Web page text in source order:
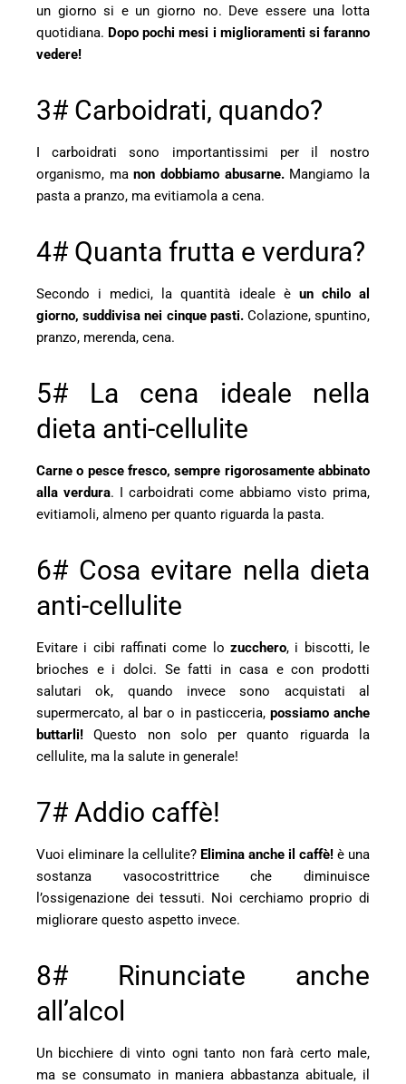
un giorno si e un giorno no. Deve essere una lotta
quotidiana. Dopo pochi mesi i miglioramenti si faranno
vedere!
3# Carboidrati, quando?
I carboidrati sono importantissimi per il nostro
organismo, manon dobbiamo abusarne.Mangiamo la
pasta a pranzo, ma evitiamola a cena.
4# Quanta frutta e verdura?
Secondo i medici, la quantità ideale è un chilo al
giorno, suddivisa nei cinque pasti. Colazione, spuntino,
pranzo, merenda, cena.
5# La cena ideale nella
dieta anti-cellulite
Carne o pesce fresco, sempre rigorosamente abbinato
alla verdura. I carboidrati come abbiamo visto prima,
evitiamoli, almeno per quanto riguarda la pasta.
6# Cosa evitare nella dieta
anti-cellulite
Evitare i cibi raffinati come lo zucchero, i biscotti, le
brioches e i dolci. Se fatti in casa e con prodotti
salutari ok, quando invece sono acquistati al
supermercato, al bar o in pasticceria, possiamo anche
buttarli! Questo non solo per quanto riguarda la
cellulite, ma la salute in generale!
7# Addio caffè!
Vuoi eliminare la cellulite? Elimina anche il caffè! è una
sostanza vasocostrittrice che diminuisce
l’ossigenazione dei tessuti. Noi cerchiamo proprio di
migliorare questo aspetto invece.
8# Rinunciate anche
all’alcol
Un bicchiere di vinto ogni tanto non farà certo male,
ma se consumato in maniera abbastanza abituale, il